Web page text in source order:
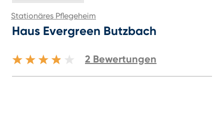
Stationäres Pflegeheim
Haus Evergreen Butzbach
2 Bewertungen